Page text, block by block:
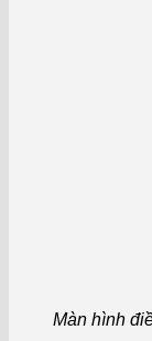
Màn hình